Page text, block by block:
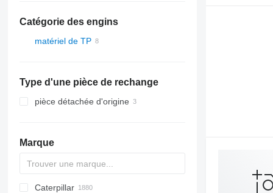
Catégorie des engins
matériel de TP
Type d'une pièce de rechange
pièce détachée d'origine
Marque
Titan
AS
AX
ASC
GA
225LC
600 - series
BC
BB
320
Steiger
570
Caterpillar